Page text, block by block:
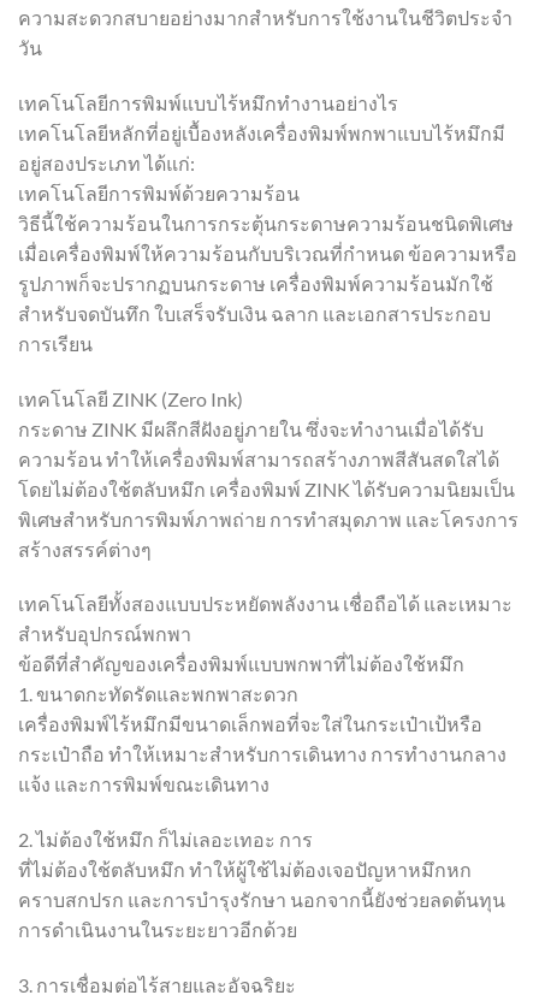
ความสะดวกสบายอย่างมากสำหรับการใช้งานในชีวิตประจำ
วัน
เทคโนโลยีการพิมพ์แบบไร้หมึกทำงานอย่างไร
เทคโนโลยีหลักที่อยู่เบื้องหลังเครื่องพิมพ์พกพาแบบไร้หมึกมี
อยู่สองประเภท ได้แก่:
เทคโนโลยีการพิมพ์ด้วยความร้อน
วิธีนี้ใช้ความร้อนในการกระตุ้นกระดาษความร้อนชนิดพิเศษ
เมื่อเครื่องพิมพ์ให้ความร้อนกับบริเวณที่กำหนด ข้อความหรือ
รูปภาพก็จะปรากฏบนกระดาษ เครื่องพิมพ์ความร้อนมักใช้
สำหรับจดบันทึก ใบเสร็จรับเงิน ฉลาก และเอกสารประกอบ
การเรียน
เทคโนโลยี ZINK (Zero Ink)
กระดาษ ZINK มีผลึกสีฝังอยู่ภายใน ซึ่งจะทำงานเมื่อได้รับ
ความร้อน ทำให้เครื่องพิมพ์สามารถสร้างภาพสีสันสดใสได้
โดยไม่ต้องใช้ตลับหมึก เครื่องพิมพ์ ZINK ได้รับความนิยมเป็น
พิเศษสำหรับการพิมพ์ภาพถ่าย การทำสมุดภาพ และโครงการ
สร้างสรรค์ต่างๆ
เทคโนโลยีทั้งสองแบบประหยัดพลังงาน เชื่อถือได้ และเหมาะ
สำหรับอุปกรณ์พกพา
ข้อดีที่สำคัญของเครื่องพิมพ์แบบพกพาที่ไม่ต้องใช้หมึก
1. ขนาดกะทัดรัดและพกพาสะดวก
เครื่องพิมพ์ไร้หมึกมีขนาดเล็กพอที่จะใส่ในกระเป๋าเป้หรือ
กระเป๋าถือ ทำให้เหมาะสำหรับการเดินทาง การทำงานกลาง
แจ้ง และการพิมพ์ขณะเดินทาง
2. ไม่ต้องใช้หมึก ก็ไม่เลอะเทอะ การ
ที่ไม่ต้องใช้ตลับหมึก ทำให้ผู้ใช้ไม่ต้องเจอปัญหาหมึกหก
คราบสกปรก และการบำรุงรักษา นอกจากนี้ยังช่วยลดต้นทุน
การดำเนินงานในระยะยาวอีกด้วย
3. การเชื่อมต่อไร้สายและอัจฉริยะ